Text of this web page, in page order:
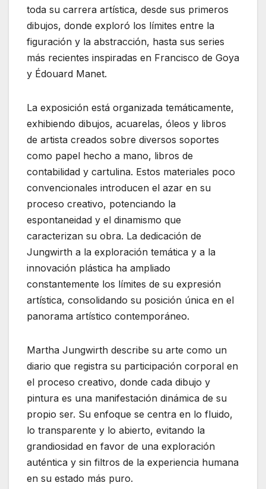
toda su carrera artística, desde sus primeros
dibujos, donde exploró los límites entre la
figuración y la abstracción, hasta sus series
más recientes inspiradas en Francisco de Goya
y Édouard Manet.
La exposición está organizada temáticamente,
exhibiendo dibujos, acuarelas, óleos y libros
de artista creados sobre diversos soportes
como papel hecho a mano, libros de
contabilidad y cartulina. Estos materiales poco
convencionales introducen el azar en su
proceso creativo, potenciando la
espontaneidad y el dinamismo que
caracterizan su obra. La dedicación de
Jungwirth a la exploración temática y a la
innovación plástica ha ampliado
constantemente los límites de su expresión
artística, consolidando su posición única en el
panorama artístico contemporáneo.
Martha Jungwirth describe su arte como un
diario que registra su participación corporal en
el proceso creativo, donde cada dibujo y
pintura es una manifestación dinámica de su
propio ser. Su enfoque se centra en lo fluido,
lo transparente y lo abierto, evitando la
grandiosidad en favor de una exploración
auténtica y sin filtros de la experiencia humana
en su estado más puro.